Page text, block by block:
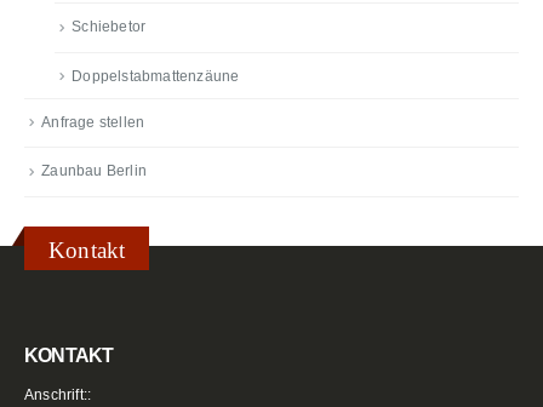
Schiebetor
Doppelstabmattenzäune
Anfrage stellen
Zaunbau Berlin
Kontakt
KONTAKT
Anschrift::